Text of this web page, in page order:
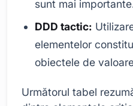
sunt mai
DDD tactic:
elementelor
obiectele de
Următorul tabel